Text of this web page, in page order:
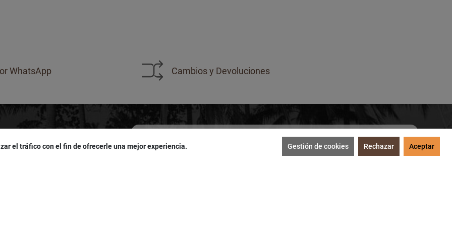
WhatsApp Cambios y Devoluciones
el tráfico con el fin de ofrecerle una mejor experiencia. Gestión de cookies Rechazar Aceptar